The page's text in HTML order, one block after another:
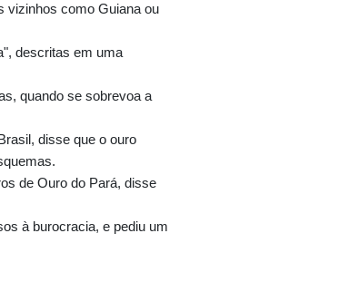
vizinhos como Guiana ou
descritas em uma
quando se sobrevoa a
disse que o ouro
de Ouro do Pará, disse
à burocracia, e pediu um